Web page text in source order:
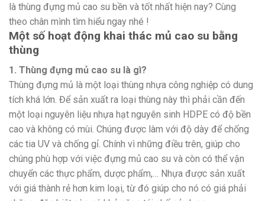
là thùng đựng mủ cao su bền và tốt nhất hiện nay? Cùng
theo chân mình tìm hiểu ngay nhé !
Một số hoạt động khai thác mủ cao su bằng
thùng
1. Thùng đựng mủ cao su là gì?
Thùng đựng mủ là một loại thùng nhựa công nghiệp có dung
tích khá lớn. Để sản xuất ra loại thùng này thì phải cần đến
một loại nguyên liệu nhựa hạt nguyên sinh HDPE có độ bền
cao và không có mùi. Chúng được làm với độ dày để chống
các tia UV và chống gỉ. Chính vì những điều trên, giúp cho
chúng phù hợp với việc đựng mủ cao su và còn có thể vận
chuyển các thực phẩm, dược phẩm,… Nhựa được sản xuất
với giá thành rẻ hơn kim loại, từ đó giúp cho nó có giá phải